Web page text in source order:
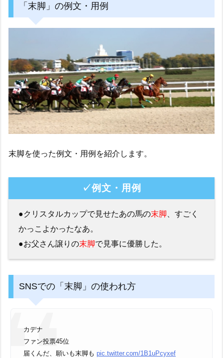
「末脚」の例文・用例
末脚を使った例文・用例を紹介します。
✓例文・用例
●クリスタルカップで見せたあの馬の末脚 、すごく
かっこよかったなあ。
●お父さん譲りの末脚で見事に優勝した。
SNSでの「末脚」の使われ方
カデナ
ファン投票45位
届くんだ、願いも末脚も pic.twitter.com/1B1uPcyxef